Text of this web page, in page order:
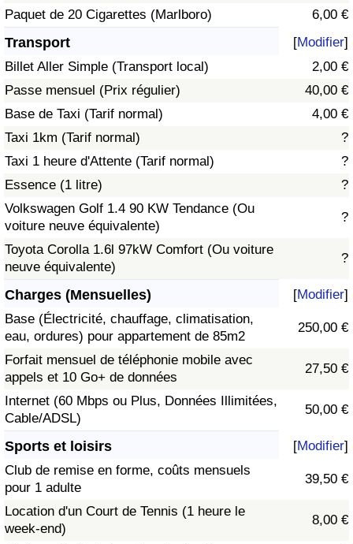
Paquet de 20 Cigarettes (Marlboro)
6,00 €
Transport [Modifier]
Billet Aller Simple (Transport local)
2,00 €
Passe mensuel (Prix régulier)
40,00 €
Base de Taxi (Tarif normal)
4,00 €
Taxi 1km (Tarif normal)
?
Taxi 1 heure d'Attente (Tarif normal)
?
Essence (1 litre)
?
Volkswagen Golf 1.4 90 KW Tendance (Ou
voiture neuve équivalente)
?
Toyota Corolla 1.6l 97kW Comfort (Ou voiture
neuve équivalente)
?
Charges (Mensuelles) [Modifier]
Base (Électricité, chauffage, climatisation,
eau, ordures) pour appartement de 85m2
250,00 €
Forfait mensuel de téléphonie mobile avec
appels et 10 Go+ de données
27,50 €
Internet (60 Mbps ou Plus, Données Illimitées,
Cable/ADSL)
50,00 €
Sports et loisirs [Modifier]
Club de remise en forme, coûts mensuels
pour 1 adulte
39,50 €
Location d'un Court de Tennis (1 heure le
week-end)
8,00 €
Indice de Trafic par Pays